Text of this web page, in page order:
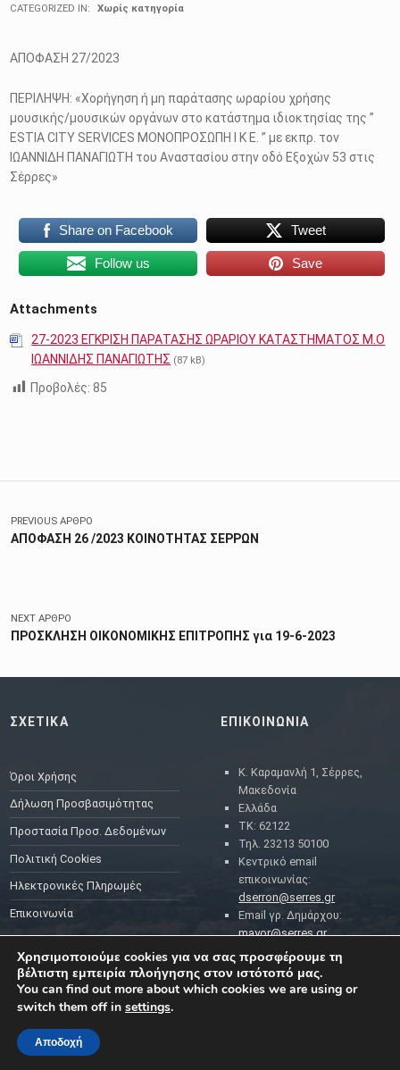
CATEGORIZED IN:
Χωρίς κατηγορία
ΑΠΟΦΑΣΗ 27/2023
ΠΕΡΙΛΗΨΗ: «Χορήγηση ή μη παράτασης ωραρίου χρήσης
μουσικής/μουσικών οργάνων στο κατάστημα ιδιοκτησίας της ”
ESTIA CITY SERVICES MONΟΠΡΟΣΩΠΗ I K E. ” με εκπρ. τον
ΙΩΑΝΝΙΔΗ ΠΑΝΑΓΙΩΤΗ του Αναστασίου στην οδό Εξοχών 53 στις
Σέρρες»
Share on Facebook Tweet
Follow us Save
Attachments
27-2023 ΕΓΚΡΙΣΗ ΠΑΡΑΤΑΣΗΣ ΩΡΑΡΙΟΥ ΚΑΤΑΣΤΗΜΑΤΟΣ Μ.Ο
ΙΩΑΝΝΙΔΗΣ ΠΑΝΑΓΙΩΤΗΣ (87 kB)
Προβολές: 85
Πλοήγηση άρθρων
PREVIOUS ΆΡΘΡΟ
ΑΠΟΦΑΣΗ 26 /2023 ΚΟΙΝΟΤΗΤΑΣ ΣΕΡΡΩΝ
NEXT ΆΡΘΡΟ
ΠΡΟΣΚΛΗΣΗ ΟΙΚΟΝΟΜΙΚΗΣ ΕΠΙΤΡΟΠΗΣ για 19-6-2023
ΣΧΕΤΙΚΑ
Όροι Χρήσης
Δήλωση Προσβασιμότητας
Προστασία Προσ. Δεδομένων
Πολιτική Cookies
Ηλεκτρονικές Πληρωμές
Επικοινωνία
ΕΠΙΚΟΙΝΩΝΙΑ
Κ. Καραμανλή 1, Σέρρες,
Μακεδονία
Ελλάδα
ΤΚ: 62122
Τηλ. 23213 50100
Κεντρικό email
επικοινωνίας:
dserron@serres.gr
Email γρ. Δημάρχου:
mayor@serres.gr
Email DPO (Υπευθύνου
Προστασίας Δεδομένων):
dpo@serres.gr
ΡΟΗ ΕΙΔΗΣΕΩΝ
Χρησιμοποιούμε cookies για να σας προσφέρουμε τη
βέλτιστη εμπειρία πλοήγησης στον ιστότοπό μας.
You can find out more about which cookies we are using or
switch them off in settings.
Αποδοχή